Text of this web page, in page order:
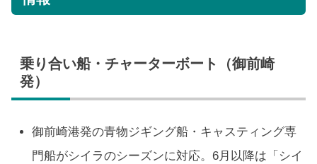
乗り合い船・チャーターボート（御前崎
発）
御前崎港発の青物ジギング船・キャスティング専
門船がシイラのシーズンに対応。6月以降は「シイ